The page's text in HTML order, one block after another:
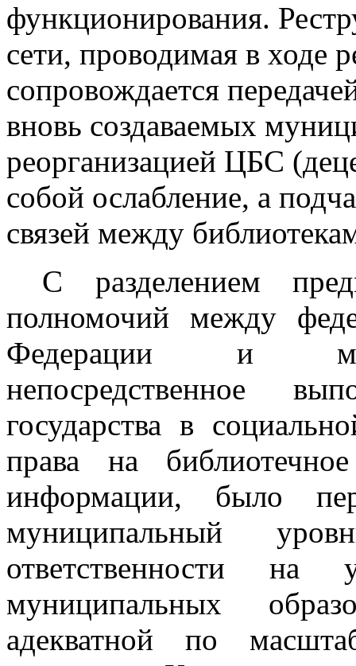
функционирования.
сети, проводимая в ходе
сопровождается
вновь создаваемых
реорганизацией ЦБС
собой ослабление, а
связей между
С разделением
полномочий между
Федерации и
непосредственное
государства в
права на
информации, было
муниципальный
ответственности
муниципальных
адекватной по